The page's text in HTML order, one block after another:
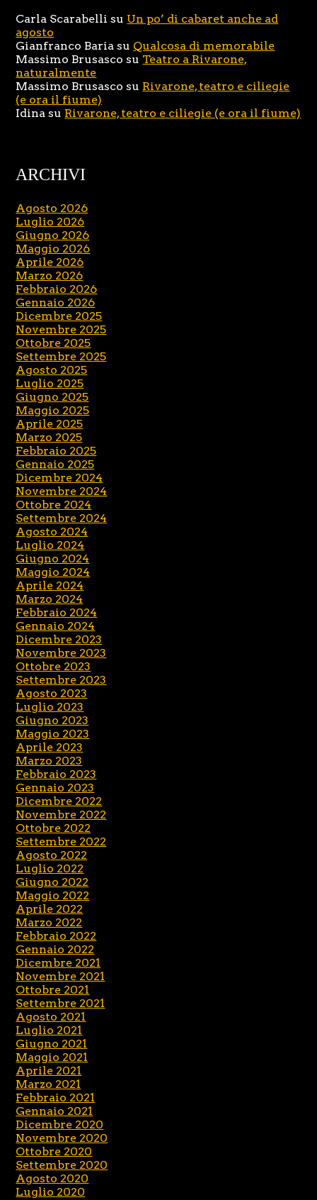
Carla Scarabelli su Un po’ di cabaret anche ad
agosto
Gianfranco Baria su Qualcosa di memorabile
Massimo Brusasco su Teatro a Rivarone,
naturalmente
Massimo Brusasco su Rivarone, teatro e ciliegie
(e ora il fiume)
Idina su Rivarone, teatro e ciliegie (e ora il fiume)
ARCHIVI
Agosto 2026
Luglio 2026
Giugno 2026
Maggio 2026
Aprile 2026
Marzo 2026
Febbraio 2026
Gennaio 2026
Dicembre 2025
Novembre 2025
Ottobre 2025
Settembre 2025
Agosto 2025
Luglio 2025
Giugno 2025
Maggio 2025
Aprile 2025
Marzo 2025
Febbraio 2025
Gennaio 2025
Dicembre 2024
Novembre 2024
Ottobre 2024
Settembre 2024
Agosto 2024
Luglio 2024
Giugno 2024
Maggio 2024
Aprile 2024
Marzo 2024
Febbraio 2024
Gennaio 2024
Dicembre 2023
Novembre 2023
Ottobre 2023
Settembre 2023
Agosto 2023
Luglio 2023
Giugno 2023
Maggio 2023
Aprile 2023
Marzo 2023
Febbraio 2023
Gennaio 2023
Dicembre 2022
Novembre 2022
Ottobre 2022
Settembre 2022
Agosto 2022
Luglio 2022
Giugno 2022
Maggio 2022
Aprile 2022
Marzo 2022
Febbraio 2022
Gennaio 2022
Dicembre 2021
Novembre 2021
Ottobre 2021
Settembre 2021
Agosto 2021
Luglio 2021
Giugno 2021
Maggio 2021
Aprile 2021
Marzo 2021
Febbraio 2021
Gennaio 2021
Dicembre 2020
Novembre 2020
Ottobre 2020
Settembre 2020
Agosto 2020
Luglio 2020